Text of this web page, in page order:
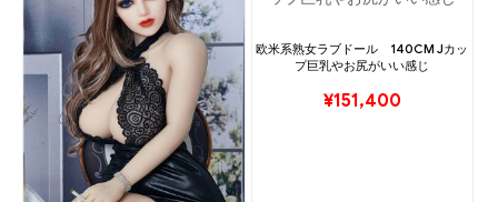
欧米系熟女ラブドール 140CM Jカッ
プ巨乳やお尻がいい感じ
¥151,400